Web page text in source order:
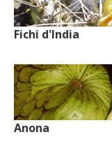
Fichi d'India
Anona